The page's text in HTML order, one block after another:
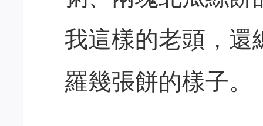
我這樣的老頭，還
羅幾張餅的樣子。